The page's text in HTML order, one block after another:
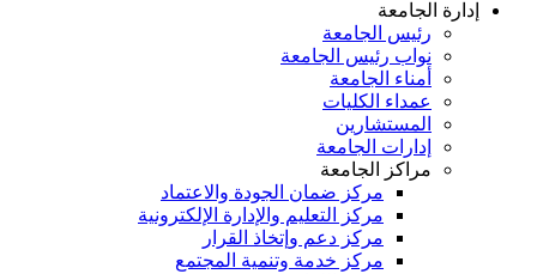
إدارة الجامعة
رئيس الجامعة
نواب رئيس الجامعة
أمناء الجامعة
عمداء الكليات
المستشارين
إدارات الجامعة
مراكز الجامعة
مركز ضمان الجودة والاعتماد
مركز التعليم والإدارة الإلكترونية
مركز دعم وإتخاذ القرار
مركز خدمة وتنمية المجتمع